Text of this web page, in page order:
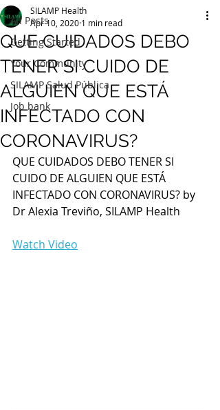
All Posts
Getting Started
Your Community
SILAMP Salud Pública
Job bank
QUE CUIDADOS DEBO
TENER SI CUIDO DE
ALGUIEN QUE ESTÁ
INFECTADO CON
CORONAVIRUS?
SILAMP Health
Apr 10, 2020 1 min read
QUE CUIDADOS DEBO TENER SI
CUIDO DE ALGUIEN QUE ESTÁ
INFECTADO CON CORONAVIRUS? by
Dr Alexia Treviño, SILAMP Health
Watch Video